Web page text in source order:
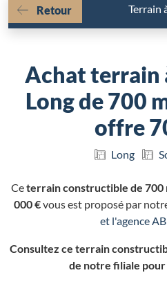
Retour Terrain
Achat terrain
Long de 700
offre
Long
Ceterrain constructible de 700
000 €vous est proposé par
et l'agence
Consultez ce terrain
de notre filiale pour